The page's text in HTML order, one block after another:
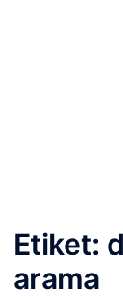
Etiket:
arama